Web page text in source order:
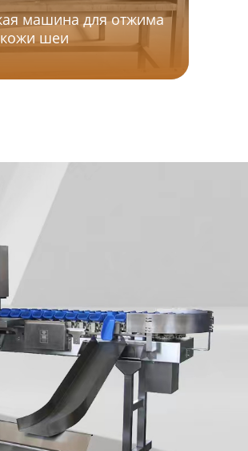
машина для отжима
кожи шеи